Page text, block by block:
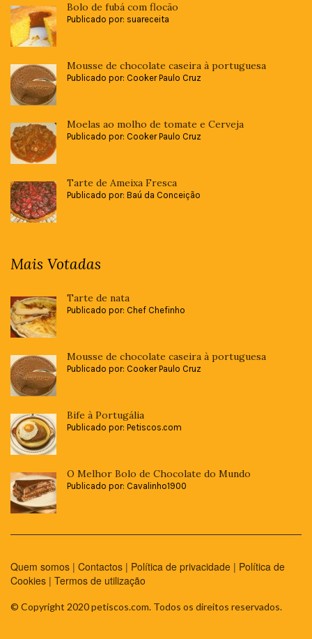
Bolo de fubá com flocão
Publicado por: suareceita
Mousse de chocolate caseira à portuguesa
Publicado por: Cooker Paulo Cruz
Moelas ao molho de tomate e Cerveja
Publicado por: Cooker Paulo Cruz
Tarte de Ameixa Fresca
Publicado por: Baú da Conceição
Mais Votadas
Tarte de nata
Publicado por: Chef Chefinho
Mousse de chocolate caseira à portuguesa
Publicado por: Cooker Paulo Cruz
Bife à Portugália
Publicado por: Petiscos.com
O Melhor Bolo de Chocolate do Mundo
Publicado por: Cavalinho1900
Quem somos | Contactos | Política de privacidade | Política de
Cookies | Termos de utilização
© Copyright 2020 petiscos.com. Todos os direitos reservados.